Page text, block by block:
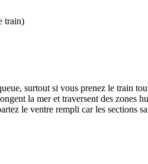
train)
surtout si vous prenez le train
la mer et traversent des zones
le ventre rempli car les sections